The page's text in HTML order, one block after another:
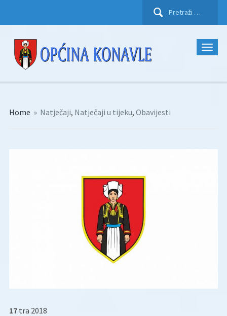
Pretraži:
Home » Natječaji, Natječaji u tijeku, Obavijesti
17 tra 2018